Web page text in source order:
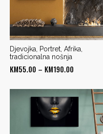
Djevojka, Portret, Afrika,
tradicionalna nošnja
KM55.00 – KM190.00
KM55.00
through
KM190.00